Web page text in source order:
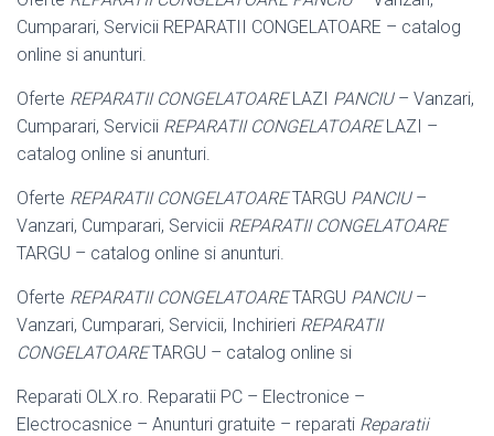
Cumparari, Servicii REPARATII CONGELATOARE – catalog
online si anunturi.
Oferte REPARATII CONGELATOARELAZI PANCIU– Vanzari,
Cumparari, Servicii REPARATII CONGELATOARELAZI –
catalog online si anunturi.
Oferte REPARATII CONGELATOARETARGU PANCIU–
Vanzari, Cumparari, Servicii REPARATII CONGELATOARE
TARGU – catalog online si anunturi.
Oferte REPARATII CONGELATOARETARGU PANCIU–
Vanzari, Cumparari, Servicii, Inchirieri REPARATII
CONGELATOARETARGU – catalog online si
Reparati OLX.ro. Reparatii PC – Electronice –
Electrocasnice – Anunturi gratuite – reparati Reparatii